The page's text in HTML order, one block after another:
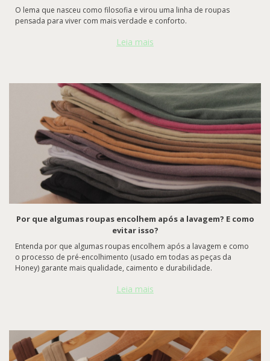
O lema que nasceu como filosofia e virou uma linha de roupas
pensada para viver com mais verdade e conforto.
Leia mais
Por que algumas roupas encolhem após a lavagem? E como
evitar isso?
Entenda por que algumas roupas encolhem após a lavagem e como
o processo de pré-encolhimento (usado em todas as peças da
Honey) garante mais qualidade, caimento e durabilidade.
Leia mais